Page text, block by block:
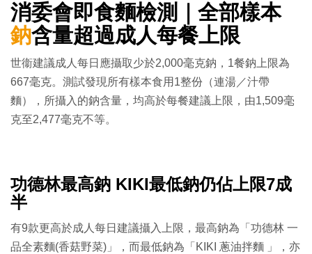
消委會即食麵檢測｜全部樣本
鈉含量超過成人每餐上限
世衞建議成人每日應攝取少於2,000毫克鈉，1餐鈉上限為
667毫克。測試發現所有樣本食用1整份（連湯／汁帶
麵），所攝入的鈉含量，均高於每餐建議上限，由1,509毫
克至2,477毫克不等。
功德林最高鈉 KIKI最低鈉仍佔上限7成
半
有9款更高於成人每日建議攝入上限，最高鈉為「功德林 一
品全素麵(香菇野菜)」，而最低鈉為「KIKI 蔥油拌麵 」，亦